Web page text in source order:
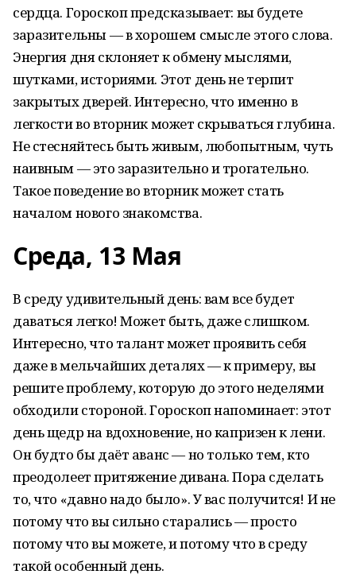
сердца. Гороскоп предсказывает: вы будете
заразительны — в хорошем смысле этого слова.
Энергия дня склоняет к обмену мыслями,
шутками, историями. Этот день не терпит
закрытых дверей. Интересно, что именно в
легкости во вторник может скрываться глубина.
Не стесняйтесь быть живым, любопытным, чуть
наивным — это заразительно и трогательно.
Такое поведение во вторник может стать
началом нового знакомства.
Среда, 13 Мая
В среду удивительный день: вам все будет
даваться легко! Может быть, даже слишком.
Интересно, что талант может проявить себя
даже в мельчайших деталях — к примеру, вы
решите проблему, которую до этого неделями
обходили стороной. Гороскоп напоминает: этот
день щедр на вдохновение, но капризен к лени.
Он будто бы даёт аванс — но только тем, кто
преодолеет притяжение дивана. Пора сделать
то, что «давно надо было». У вас получится! И не
потому что вы сильно старались — просто
потому что вы можете, и потому что в среду
такой особенный день.